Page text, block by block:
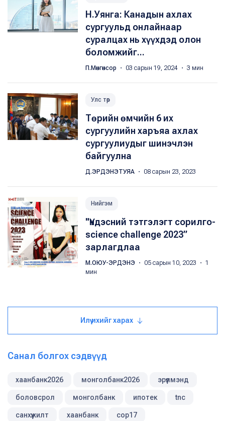
Н.Уянга: Канадын ахлах
сургуульд онлайнаар
суралцах нь хүүхдэд олон
боломжийг...
П.Мөнгөнсор ・ 03 сарын 19, 2024 ・ 3 мин
Улс төр
Төрийн өмчийн 6 их
сургуулийн харъяа ахлах
сургуулиудыг шинэчлэн
байгуулна
Д.ЭРДЭНЭТУЯА ・ 08 сарын 23, 2023
Нийгэм
"Үндэсний тэтгэлэгт сорилго-
science challenge 2023”
зарлагдлаа
М.ОЮУ-ЭРДЭНЭ
・ 05 сарын 10, 2023 ・ 1
мин
Илүү ихийг харах
Санал болгох сэдвүүд
хаанбанк2026 монголбанк2026 эрүүлмэнд
боловсрол монголбанк ипотек tnc
санхүүжилт хаанбанк cop17